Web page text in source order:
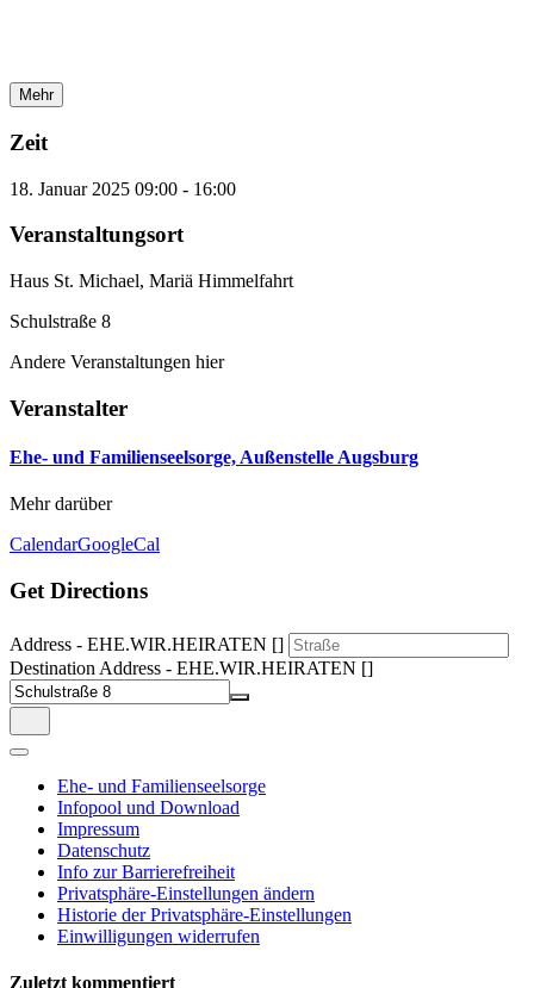
Mehr
Zeit
18. Januar 2025 09:00 - 16:00
Veranstaltungsort
Haus St. Michael, Mariä Himmelfahrt
Schulstraße 8
Andere Veranstaltungen hier
Veranstalter
Ehe- und Familienseelsorge, Außenstelle Augsburg
Mehr darüber
CalendarGoogleCal
Get Directions
Address - EHE.WIR.HEIRATEN []
Destination Address - EHE.WIR.HEIRATEN []
Ehe- und Familienseelsorge
Infopool und Download
Impressum
Datenschutz
Info zur Barrierefreiheit
Privatsphäre-Einstellungen ändern
Historie der Privatsphäre-Einstellungen
Einwilligungen widerrufen
Zuletzt kommentiert